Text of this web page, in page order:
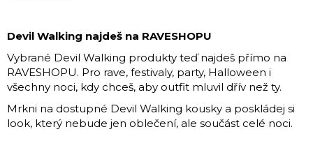
Devil Walking najdeš na RAVESHOPU
Vybrané Devil Walking produkty teď najdeš přímo na
RAVESHOPU. Pro rave, festivaly, party, Halloween i
všechny noci, kdy chceš, aby outfit mluvil dřív než ty.
Mrkni na dostupné Devil Walking kousky a poskládej si
look, který nebude jen oblečení, ale součást celé noci.